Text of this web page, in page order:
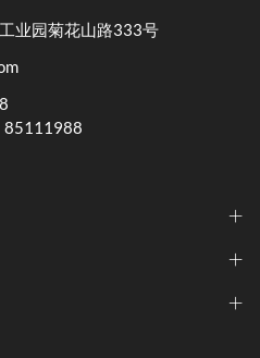
业园菊花山路333号
85111988